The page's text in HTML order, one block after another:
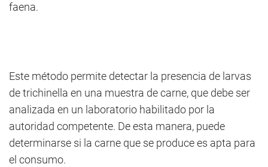
faena.
Este método permite detectar la presencia de larvas
de trichinella en una muestra de carne, que debe ser
analizada en un laboratorio habilitado por la
autoridad competente. De esta manera, puede
determinarse si la carne que se produce es apta para
el consumo.